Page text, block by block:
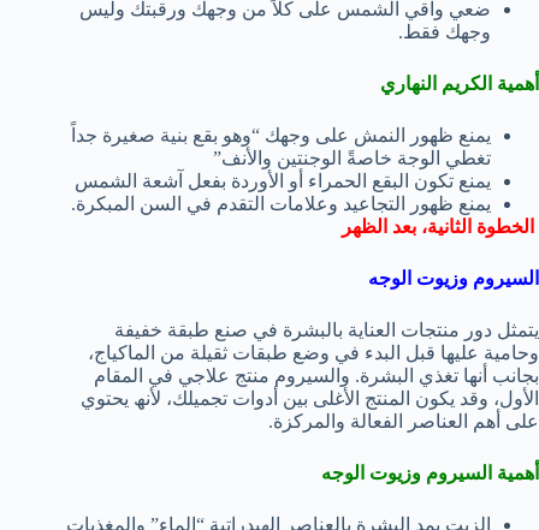
ضعي واقي الشمس على كلاً من وجھك ورقبتك ولیس
وجھك فقط.
أھمیة الكریم النھاري
یمنع ظھور النمش على وجھك “وھو بقع بنیة صغیرة جداً
تغطي الوجة خاصةً الوجنتین والأنف”
یمنع تكون البقع الحمراء أو الأوردة بفعل آشعة الشمس
یمنع ظھور التجاعید وعلامات التقدم في السن المبكرة.
الخطوة الثانیة، بعد الظھر
السیروم وزیوت الوجه
یتمثل دور منتجات العنایة بالبشرة في صنع طبقة خفیفة
وحامیة علیھا قبل البدء في وضع طبقات ثقیلة من الماكیاج،
بجانب أنھا تغذي البشرة. والسیروم منتج علاجي في المقام
الأول، وقد یكون المنتج الأغلى بین أدوات تجمیلك، لأنھ یحتوي
على أھم العناصر الفعالة والمركزة.
أھمیة السیروم وزیوت الوجه
الزیت یمد البشرة بالعناصر الھیدراتیة “الماء” والمغذیات